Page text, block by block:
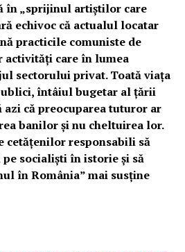
în „sprijinul artiștilor care
echivoc că actualul locatar
practicile comuniste de
activități care în lumea
sectorului privat. Toată viața
întâiul bugetar al țării
că preocuparea tuturor ar
banilor și nu cheltuirea lor.
cetățenilor responsabili să
socialiști în istorie și să
în România” mai susține